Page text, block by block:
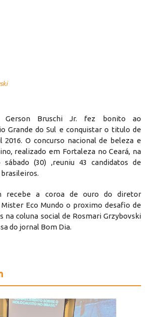
Gerson Bruschi Jr. fez bonito ao
Grande do Sul e conquistar o titulo de
2016. O concurso nacional de beleza e
realizado em Fortaleza no Ceará, na
(30) ,reuniu 43 candidatos de
recebe a coroa de ouro do diretor
Eco Mundo o proximo desafio de
na coluna social de Rosmari Grzybovski
do jornal Bom Dia.